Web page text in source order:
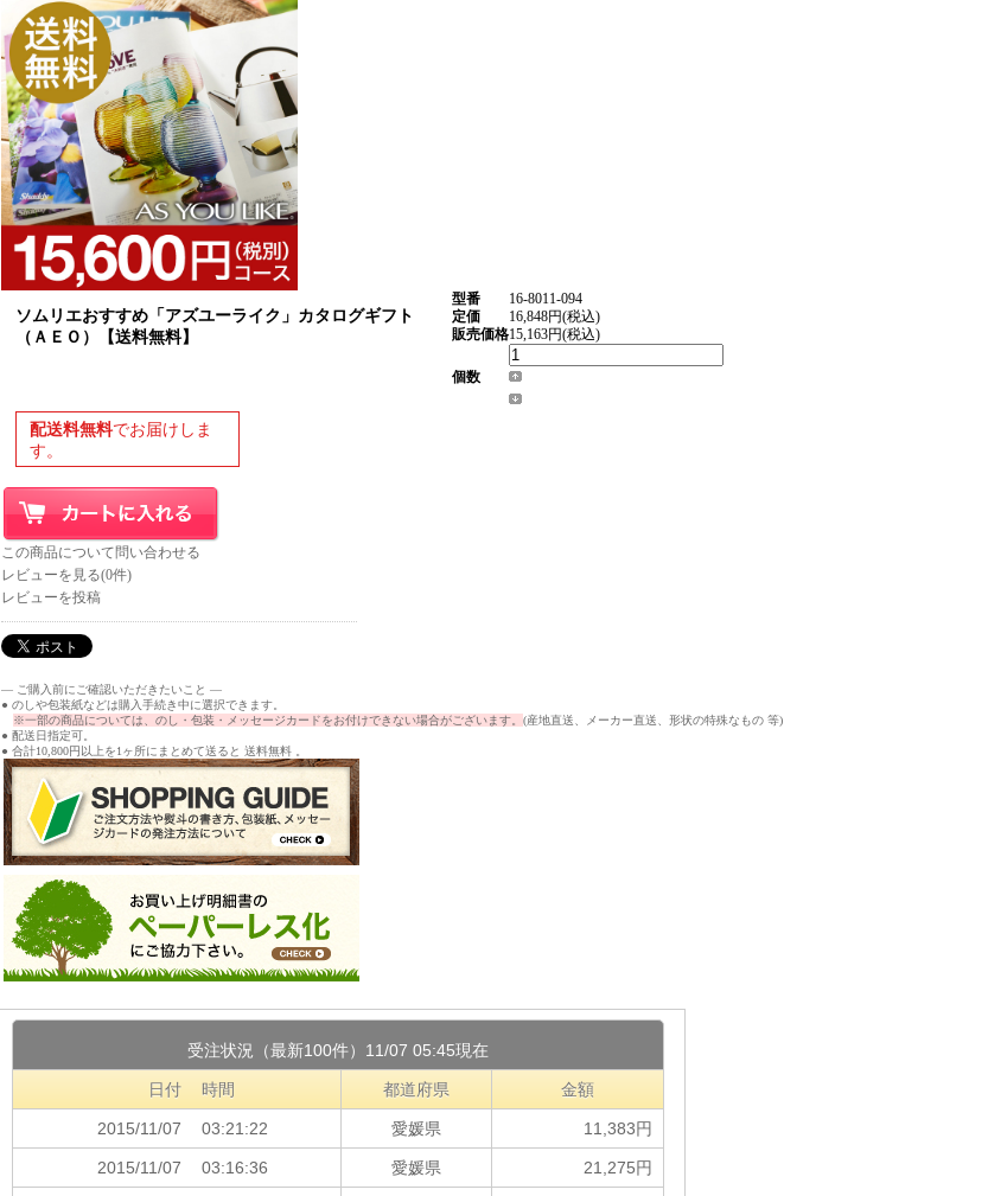
ソムリエおすすめ「アズユーライク」カタログギフト
（ＡＥＯ）【送料無料】
型番
16-8011-094
定価
16,848円(税込)
販売価格15,163円(税込)
個数
配送料無料でお届けしま
す。
この商品について問い合わせる
レビューを見る(0件)
レビューを投稿
― ご購入前にご確認いただきたいこと ―
● のしや包装紙などは購入手続き中に選択できます。
※一部の商品については、のし・包装・メッセージカードをお付けできない場合がございます。 (産地直送、メーカー直送、形状の特殊なもの 等)
● 配送日指定可。
● 合計10,800円以上を1ヶ所にまとめて送ると 送料無料 。